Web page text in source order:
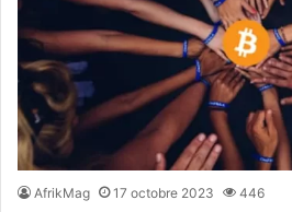
AfrikMag 17 octobre 2023 446